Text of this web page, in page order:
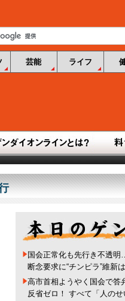
芸能 ライフ
国会正常化も先行き不透
断念要求に“チンピラ”維新
高市首相ようやく国会で
反省ゼロ！ すべて「人の